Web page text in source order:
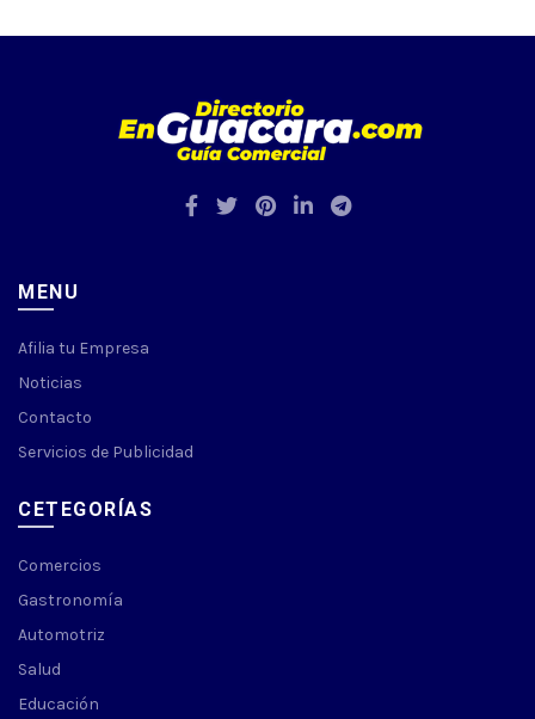
MENU
Afilia tu Empresa
Noticias
Contacto
Servicios de Publicidad
CETEGORÍAS
Comercios
Gastronomía
Automotriz
Salud
Educación